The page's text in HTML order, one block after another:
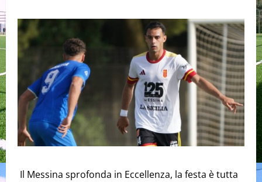
Il Messina sprofonda in Eccellenza, la festa è tutta